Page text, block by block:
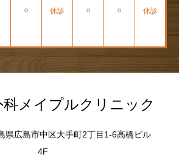
⚪︎ 休診 ⚪︎ ⚪︎ 休診
科メイプルクリニック
広島市中区大手町2丁目1-6高橋ビル
4F